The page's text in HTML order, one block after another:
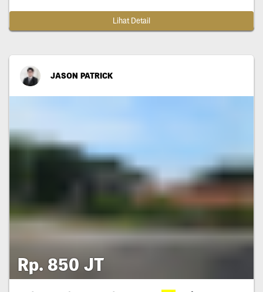
Lihat Detail
JASON PATRICK
Rp. 850 JT